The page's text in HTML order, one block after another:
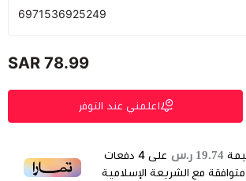
6971536925249
78.99 SAR
اعلمني عند التوفر
19.74 ر.س على 4دفعات
مع الشريعة الإسلامية